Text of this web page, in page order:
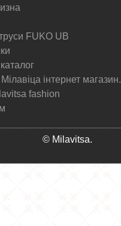
FUKO UB
інтернет магазин.
fashion
© Milavitsa.